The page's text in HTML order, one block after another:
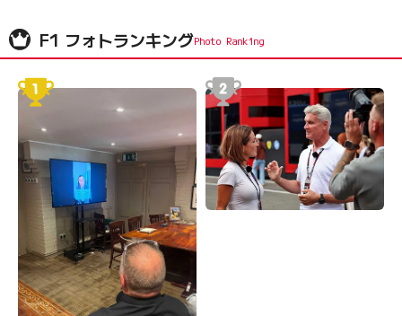
F1 フォトランキング